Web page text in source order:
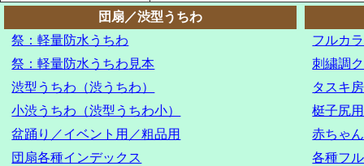
団扇／渋型うちわ
祭：軽量防水うちわ
祭：軽量防水うちわ 見本
渋型うちわ（渋うちわ）
小渋うちわ（渋型うちわ小）
盆踊り／イベント用／粗品用
団扇各種インデックス
フルカ
刺繍調
タスキ
梃子尻
赤ちゃ
各種フ